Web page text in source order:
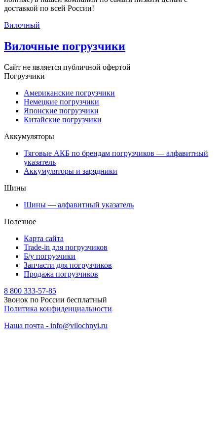
доставкой по всей России!
Вилочный
Вилочные погрузчики
Сайт не является публичной офертой
Погрузчики
Американские погрузчики
Немецкие погрузчики
Японские погрузчики
Китайские погрузчики
Аккумуляторы
Тяговые АКБ по брендам погрузчиков — алфавитный
указатель
Аккумуляторы и зарядники
Шины
Шины — алфавитный указатель
Полезное
Карта сайта
Trade-in для погрузчиков
Б/у погрузчики
Запчасти для погрузчиков
Продажа погрузчиков
8 800 333-57-85
Звонок по России бесплатный
Политика конфиденциальности
Наша почта - info@vilochnyi.ru